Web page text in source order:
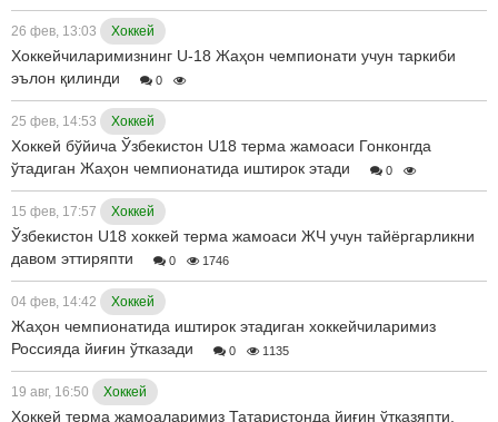
26 фев, 13:03 Хоккей
Хоккейчиларимизнинг U-18 Жаҳон чемпионати учун таркиби
эълон қилинди
0
25 фев, 14:53 Хоккей
Хоккей бўйича Ўзбекистон U18 терма жамоаси Гонконгда
ўтадиган Жаҳон чемпионатида иштирок этади
0
15 фев, 17:57 Хоккей
Ўзбекистон U18 хоккей терма жамоаси ЖЧ учун тайёргарликни
давом эттиряпти
0 1746
04 фев, 14:42 Хоккей
Жаҳон чемпионатида иштирок этадиган хоккейчиларимиз
Россияда йиғин ўтказади
0 1135
19 авг, 16:50 Хоккей
Хоккей терма жамоаларимиз Татаристонда йиғин ўтказяпти,